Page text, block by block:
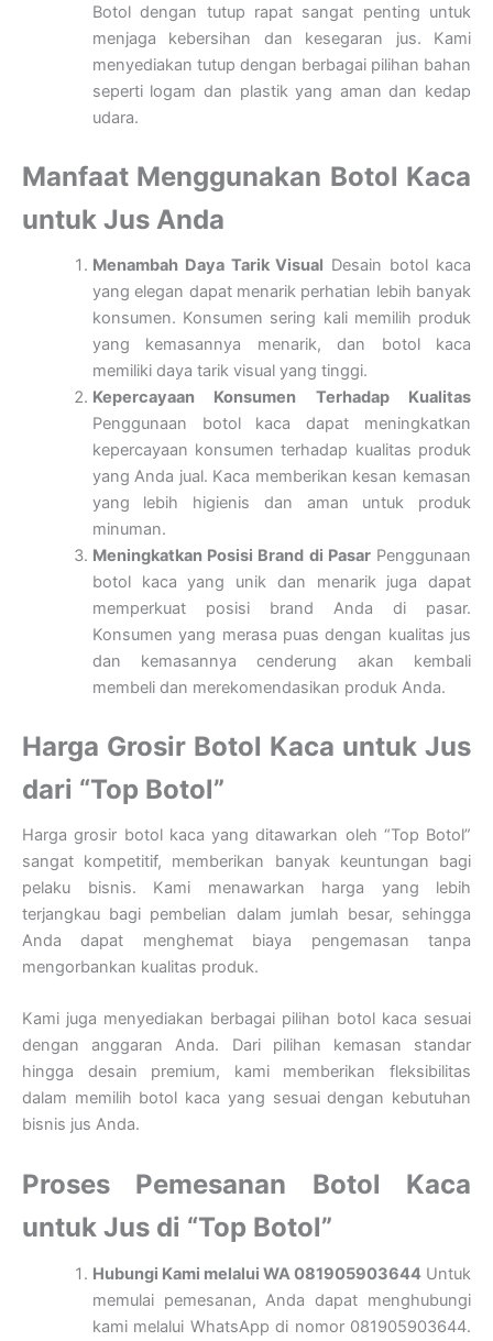
Botol dengan tutup rapat sangat penting untuk
menjaga kebersihan dan kesegaran jus. Kami
menyediakan tutup dengan berbagai pilihan bahan
seperti logam dan plastik yang aman dan kedap
udara.
Manfaat Menggunakan Botol Kaca
untuk Jus Anda
Menambah Daya Tarik Visual Desain botol kaca
yang elegan dapat menarik perhatian lebih banyak
konsumen. Konsumen sering kali memilih produk
yang kemasannya menarik, dan botol kaca
memiliki daya tarik visual yang tinggi.
Kepercayaan Konsumen Terhadap Kualitas
Penggunaan botol kaca dapat meningkatkan
kepercayaan konsumen terhadap kualitas produk
yang Anda jual. Kaca memberikan kesan kemasan
yang lebih higienis dan aman untuk produk
minuman.
Meningkatkan Posisi Brand di PasarPenggunaan
botol kaca yang unik dan menarik juga dapat
memperkuat posisi brand Anda di pasar.
Konsumen yang merasa puas dengan kualitas jus
dan kemasannya cenderung akan kembali
membeli dan merekomendasikan produk Anda.
Harga Grosir Botol Kaca untuk Jus
dari “Top Botol”
Harga grosir botol kaca yang ditawarkan oleh “Top Botol”
sangat kompetitif, memberikan banyak keuntungan bagi
pelaku bisnis. Kami menawarkan harga yang lebih
terjangkau bagi pembelian dalam jumlah besar, sehingga
Anda dapat menghemat biaya pengemasan tanpa
mengorbankan kualitas produk.
Kami juga menyediakan berbagai pilihan botol kaca sesuai
dengan anggaran Anda. Dari pilihan kemasan standar
hingga desain premium, kami memberikan fleksibilitas
dalam memilih botol kaca yang sesuai dengan kebutuhan
bisnis jus Anda.
Proses Pemesanan Botol Kaca
untuk Jus di “Top Botol”
Hubungi Kami melalui WA 081905903644Untuk
memulai pemesanan, Anda dapat menghubungi
kami melalui WhatsApp di nomor 081905903644.